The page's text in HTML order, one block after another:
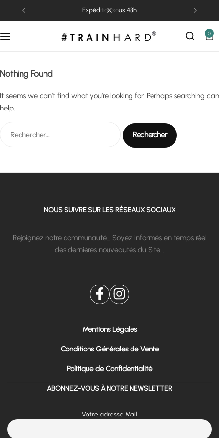
expédition sous 48h
0
Nothing Found
It seems we can’t find what you’re looking for. Perhaps searching can
help.
NOUS SUIVRE SUR LES RÉSEAUX SOCIAUX
Rejoignez notre communauté… Soyez informés en temps réel
des dernières nouveautés du Site…
Mentions Légales
Conditions Générales de Vente
Politique de Confidentialité
ABONNEZ-VOUS À NOTRE NEWSLETTER
Votre adresse Mail